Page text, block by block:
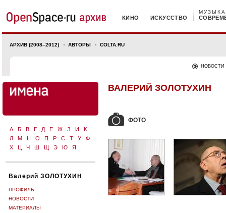
КИНО ИСКУССТВО
МУЗЫКА
АРХИВ (2008–2012) АВТОРЫ COLTA.RU
НОВОСТИ
А Б В Г Д Е Ж З И
К
Л
М Н О П Р С Т У
Ф
Х
Ц Ч Ш Щ Э Ю Я
Валерий ЗОЛОТУХИН
ПРОФИЛЬ
НОВОСТИ
МАТЕРИАЛЫ
ВАЛЕРИЙ ЗОЛОТУХИН
ФОТО